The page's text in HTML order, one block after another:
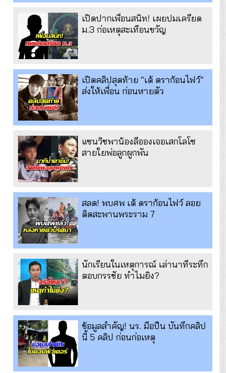
เปิดปากเพื่อนสนิท! เผยปมเครียด
ม.3 ก่อเหตุสะเทือนขวัญ
เปิดคลิปสุดท้าย “เต้ ดราก้อนไฟว์”
ส่งให้เพื่อน ก่อนหายตัว
แซนวิชพาน้องลีอองเจอเสกโลโซ
สายใยพ่อลูกผูกพัน
สลด! พบศพ เต้ ดราก้อนไฟว์ ลอย
ติดสะพานพระราม 7
นักเรียนในเหตุการณ์ เล่านาทีระทึก
ตอบกรรชัย ทำไมยิง?
ข้อมูลสำคัญ! นร. มือปืน บันทึกคลิป
นี้ 5 คลิป ก่อนก่อเหตุ